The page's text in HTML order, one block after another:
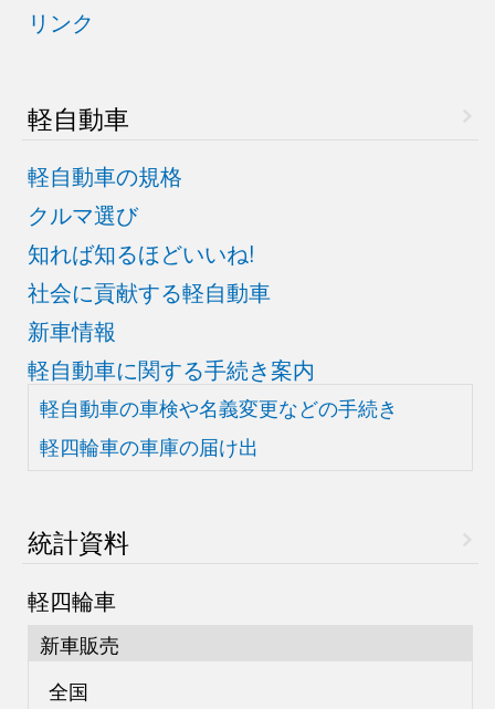
リンク
軽自動車
軽自動車の規格
クルマ選び
知れば知るほどいいね!
社会に貢献する軽自動車
新車情報
軽自動車に関する手続き案内
軽自動車の車検や名義変更などの手続き
軽四輪車の車庫の届け出
統計資料
軽四輪車
新車販売
全国